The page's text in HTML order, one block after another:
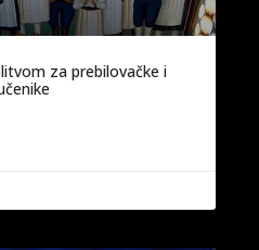
za prebilovačke i